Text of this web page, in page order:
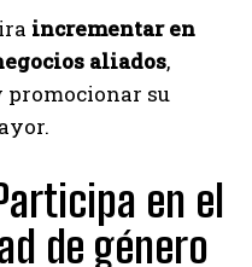
incrementar en
aliados,
promocionar su
en el
de género